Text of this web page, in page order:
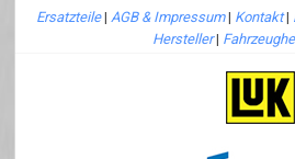
Ersatzteile| AGB & Impressum| Kontakt|
Hersteller|